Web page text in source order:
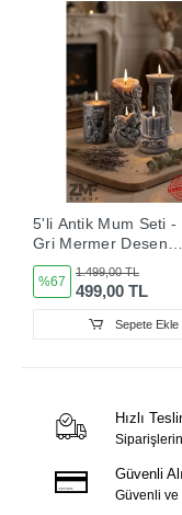
5'li Antik Mum Seti -
Gri Mermer Desen
Özel Seri Tamamı
Mum
%67
1.499,00 TL
499,00 TL
Sepete Ekle
Hızlı
Güvenli
Güvenli ve